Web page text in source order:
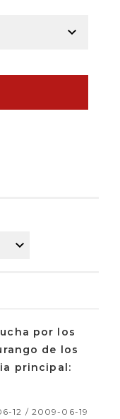
por los
de los
principal:
12 / 2009-06-19